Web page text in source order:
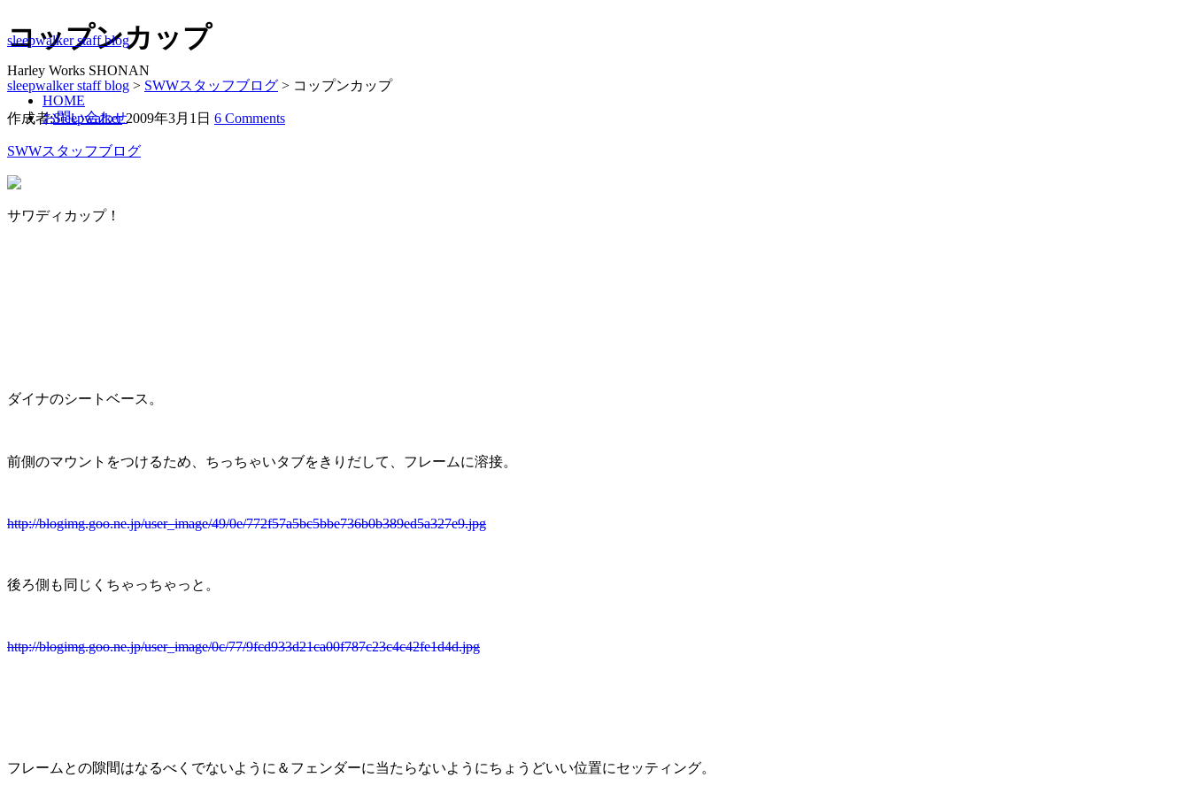
sleepwalker staff blog
Harley Works SHONAN
HOME
お問い合わせ
コップンカップ
sleepwalker staff blog > SWWスタッフブログ > コップンカップ
作成者:Sleepwalker 2009年3月1日 6 Comments
SWWスタッフブログ
サワディカップ！
ダイナのシートベース。
前側のマウントをつけるため、ちっちゃいタブをきりだして、フレームに溶接。
http://blogimg.goo.ne.jp/user_image/49/0e/772f57a5bc5bbe736b0b389ed5a327e9.jpg
後ろ側も同じくちゃっちゃっと。
http://blogimg.goo.ne.jp/user_image/0c/77/9fcd933d21ca00f787c23c4c42fe1d4d.jpg
フレームとの隙間はなるべくでないように＆フェンダーに当たらないようにちょうどいい位置にセッティング。